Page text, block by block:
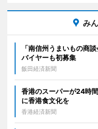
み
「南信州うまいもの商
バイヤーも初募集
飯田経済新聞
香港のスーパーが24時
に香港食文化を
香港経済新聞